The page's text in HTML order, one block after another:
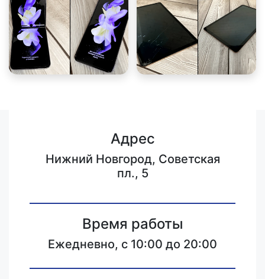
Адрес
Нижний Новгород, Советская
пл., 5
Время работы
Ежедневно, с 10:00 до 20:00